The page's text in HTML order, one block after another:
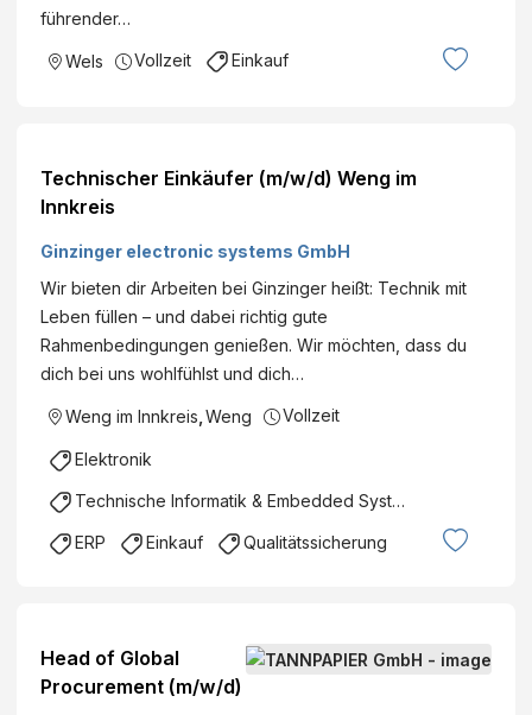
führender…
Wels Vollzeit Einkauf
Technischer Einkäufer (m/w/d) Weng im
Innkreis
Ginzinger electronic systems GmbH
Wir bieten dir Arbeiten bei Ginzinger heißt: Technik mit
Leben füllen – und dabei richtig gute
Rahmenbedingungen genießen. Wir möchten, dass du
dich bei uns wohlfühlst und dich…
Weng im Innkreis Weng Vollzeit
Elektronik
Technische Informatik & Embedded Systems
ERP Einkauf Qualitätssicherung
Head of Global
Procurement (m/w/d)